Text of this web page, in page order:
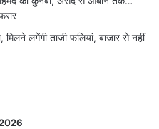
लगेंगी ताजी फलियां, बाजार से नहीं